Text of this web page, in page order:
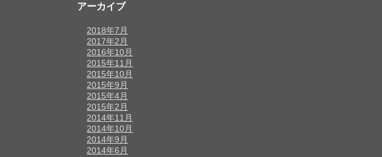
アーカイブ
2018年7月
2017年2月
2016年10月
2015年11月
2015年10月
2015年9月
2015年4月
2015年2月
2014年11月
2014年10月
2014年9月
2014年6月